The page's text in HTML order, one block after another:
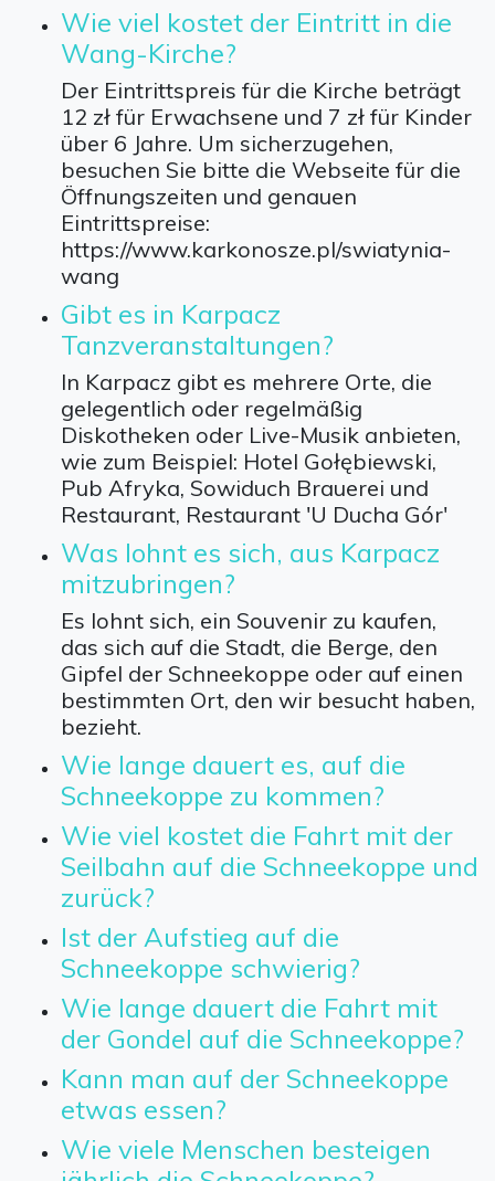
Wie viel kostet der Eintritt in die
Wang-Kirche?
Der Eintrittspreis für die Kirche beträgt
12 zł für Erwachsene und 7 zł für Kinder
über 6 Jahre. Um sicherzugehen,
besuchen Sie bitte die Webseite für die
Öffnungszeiten und genauen
Eintrittspreise:
https://www.karkonosze.pl/swiatynia-
wang
Gibt es in Karpacz
Tanzveranstaltungen?
In Karpacz gibt es mehrere Orte, die
gelegentlich oder regelmäßig
Diskotheken oder Live-Musik anbieten,
wie zum Beispiel: Hotel Gołębiewski,
Pub Afryka, Sowiduch Brauerei und
Restaurant, Restaurant 'U Ducha Gór'
Was lohnt es sich, aus Karpacz
mitzubringen?
Es lohnt sich, ein Souvenir zu kaufen,
das sich auf die Stadt, die Berge, den
Gipfel der Schneekoppe oder auf einen
bestimmten Ort, den wir besucht haben,
bezieht.
Wie lange dauert es, auf die
Schneekoppe zu kommen?
Wie viel kostet die Fahrt mit der
Seilbahn auf die Schneekoppe und
zurück?
Ist der Aufstieg auf die
Schneekoppe schwierig?
Wie lange dauert die Fahrt mit
der Gondel auf die Schneekoppe?
Kann man auf der Schneekoppe
etwas essen?
Wie viele Menschen besteigen